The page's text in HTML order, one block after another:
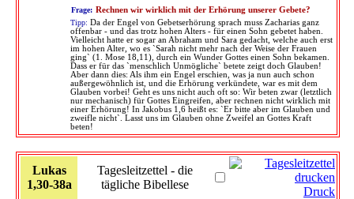
Frage: Rechnen wir wirklich mit der Erhörung unserer Gebete?
Tipp: Da der Engel von Gebetserhörung sprach muss Zacharias ganz
offenbar - und das trotz hohen Alters - für einen Sohn gebetet haben.
Vielleicht hatte er sogar an Abraham und Sara gedacht, welche auch erst
im hohen Alter, wo es `Sarah nicht mehr nach der Weise der Frauen
ging` (1. Mose 18,11), durch ein Wunder Gottes einen Sohn bekamen.
Dass er für das `menschlich Unmögliche` betete zeigt doch Glauben!
Aber dann dies: Als ihm ein Engel erschien, was ja nun auch schon
außergewöhnlich ist, und die Erhörung verkündete, war es mit dem
Glauben vorbei! Geht es uns nicht auch oft so: Wir beten zwar (letztlich
nur mechanisch) für Gottes Eingreifen, aber rechnen nicht wirklich mit
einer Erhörung! In Jakobus 1,6 heißt es: `Er bitte aber im Glauben und
zweifle nicht`. Lasst uns im Glauben ohne Zweifel an Gottes Kraft
beten!
Lukas
1,30-38a
Tagesleitzettel - die
tägliche Bibellese
Druck